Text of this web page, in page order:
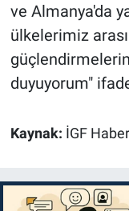
ve Almanya'da
ülkelerimiz
duyuyorum"
Kaynak: İGF